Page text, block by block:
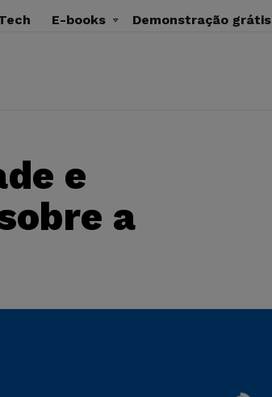
E-books Demonstração grátis
e
a